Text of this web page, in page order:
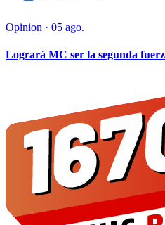
Opinion · 05 ago.
Logrará MC ser la segunda